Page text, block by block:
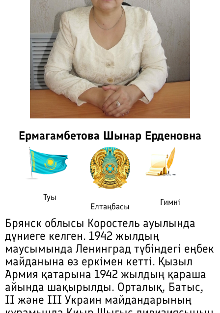
Ермагамбетова Шынар Ерденовна
Туы
Елтаңбасы
Гимні
Брянск облысы Коростель ауылында
дүниеге келген. 1942 жылдың
маусымында Ленинград түбіндегі еңбек
майданына өз еркімен кетті. Қызыл
Армия қатарына 1942 жылдың қараша
айында шақырылды. Орталық, Батыс,
II және III Украин майдандарының